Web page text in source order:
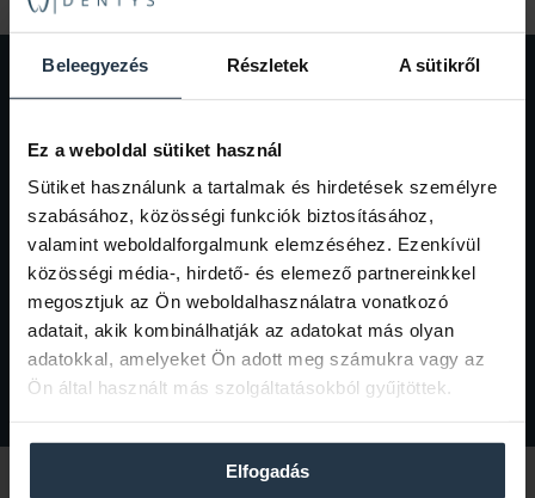
Beleegyezés Részletek A sütikről
Ez a weboldal sütiket használ
Sütiket használunk a tartalmak és hirdetések személyre
szabásához, közösségi funkciók biztosításához,
valamint weboldalforgalmunk elemzéséhez. Ezenkívül
közösségi média-, hirdető- és elemező partnereinkkel
megosztjuk az Ön weboldalhasználatra vonatkozó
adatait, akik kombinálhatják az adatokat más olyan
adatokkal, amelyeket Ön adott meg számukra vagy az
Ön által használt más szolgáltatásokból gyűjtöttek.
Elfogadás
Sign up to our Newsletter
to receiving marketing and
informational emails.
Sign up